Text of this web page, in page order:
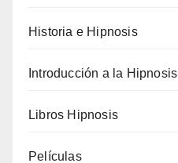
Historia e Hipnosis
Introducción a la Hipnosis
Libros Hipnosis
Películas